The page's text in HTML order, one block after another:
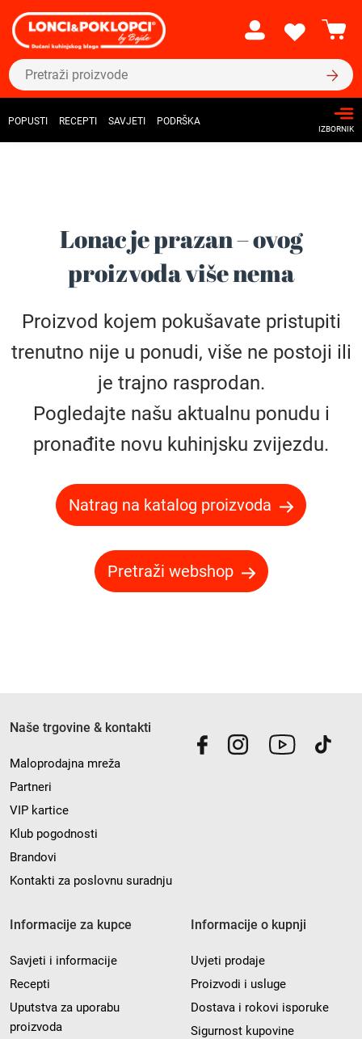
POPUSTI RECEPTI SAVJETI PODRŠKA
IZBORNIK
Lonac je prazan – ovog
proizvoda više nema
Proizvod kojem pokušavate pristupiti
trenutno nije u ponudi, više ne postoji ili
je trajno rasprodan.
Pogledajte našu aktualnu ponudu i
pronađite novu kuhinjsku zvijezdu.
Natrag na katalog proizvoda
Pretraži webshop
Naše trgovine & kontakti
Maloprodajna mreža
Partneri
VIP kartice
Klub pogodnosti
Brandovi
Kontakti za poslovnu suradnju
Informacije za kupce
Savjeti i informacije
Recepti
Uputstva za uporabu
proizvoda
Informacije o kupnji
Uvjeti prodaje
Proizvodi i usluge
Dostava i rokovi isporuke
Sigurnost kupovine